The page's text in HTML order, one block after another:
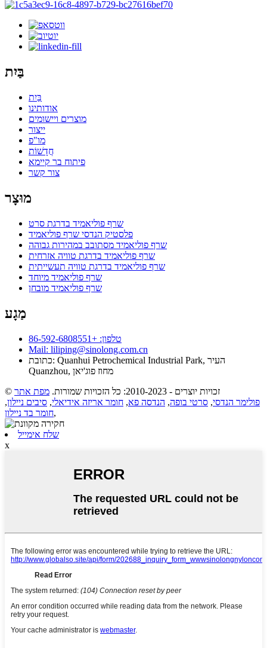
בַּיִת
בַּיִת
אודותינו
מוצרים ויישומים
ייצור
מו"פ
חֲדָשׁוֹת
פיתוח בר קיימא
צור קשר
מוּצָר
שרף פוליאמיד בדרגת סרט
פלסטיק הנדסי שרף פוליאמיד
שרף פוליאמיד מסתובב במהירות גבוהה
שרף פוליאמיד בדרגת טוויה אזרחית
שרף פוליאמיד בדרגת טוויה תעשייתית
שרף פוליאמיד מיוחד
שרף פוליאמיד מובחן
מַגָע
טלפון: +86-592-6808551
Mail: liliping@sinolong.com.cn
כתובת: Quanhui Petrochemical Industrial Park, העיר
Quanzhou, מחוז פוג'יאן
© זכויות יוצרים - 2010-2023: כל הזכויות שמורות.
מפת אתר
פולימר הנדסי, סרטי בופה, הנדסה פא, חומר אריזה אידיאלי, סיבים ניילון,
חומר בד ניילון,
שלח אימייל
x